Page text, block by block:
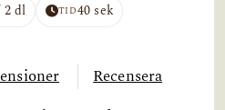
2 dl TID40 sek
Recensera